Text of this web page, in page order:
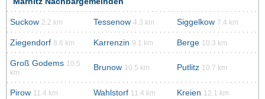
Suckow 2.2 km Tessenow 4.3 km Siggelkow 7.4 km
Ziegendorf 8.6 km Karrenzin 9.1 km Berge 10.3 km
Groß Godems 10.5
km
Brunow 10.5 km Putlitz 10.7 km
Pirow 11.4 km Wahlstorf 11.4 km Kreien 12.1 km